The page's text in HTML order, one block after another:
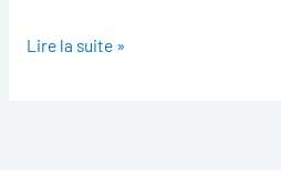
Lire la suite »